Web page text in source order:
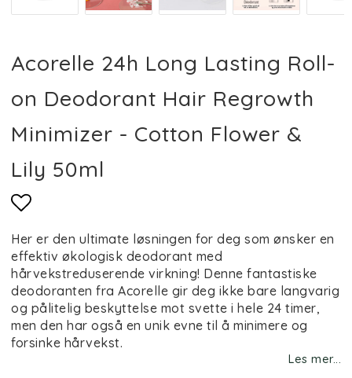
Acorelle 24h Long Lasting Roll-
on Deodorant Hair Regrowth
Minimizer - Cotton Flower &
Lily 50ml
Add to list of favorites
Her er den ultimate løsningen for deg som ønsker en
effektiv økologisk deodorant med
hårvekstreduserende virkning! Denne fantastiske
deodoranten fra Acorelle gir deg ikke bare langvarig
og pålitelig beskyttelse mot svette i hele 24 timer,
men den har også en unik evne til å minimere og
forsinke hårvekst.
Les mer...